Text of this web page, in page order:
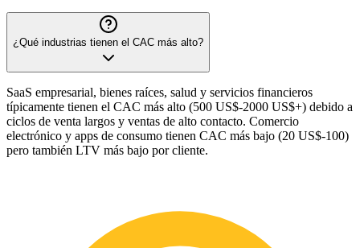
¿Qué industrias tienen el CAC más alto?
SaaS empresarial, bienes raíces, salud y servicios financieros
típicamente tienen el CAC más alto (500 US$-2000 US$+) debido a
ciclos de venta largos y ventas de alto contacto. Comercio
electrónico y apps de consumo tienen CAC más bajo (20 US$-100)
pero también LTV más bajo por cliente.